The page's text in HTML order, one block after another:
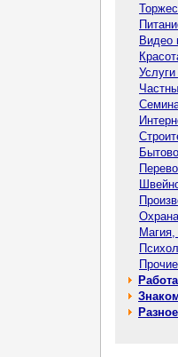
Видео
Охрана
Магия,
Работа
Разное